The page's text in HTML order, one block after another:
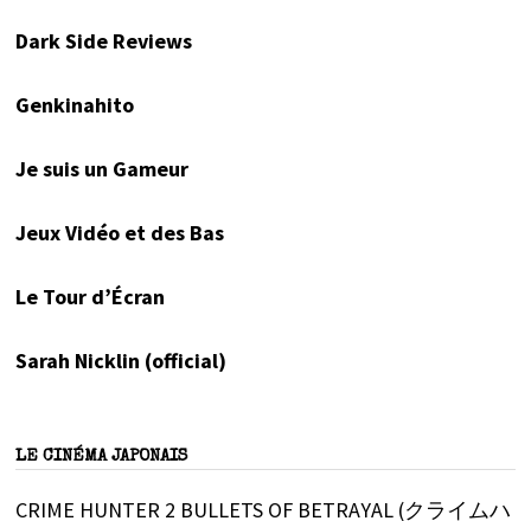
Dark Side Reviews
Genkinahito
Je suis un Gameur
Jeux Vidéo et des Bas
Le Tour d’Écran
Sarah Nicklin (official)
LE CINÉMA JAPONAIS
CRIME HUNTER 2 BULLETS OF BETRAYAL (クライムハ